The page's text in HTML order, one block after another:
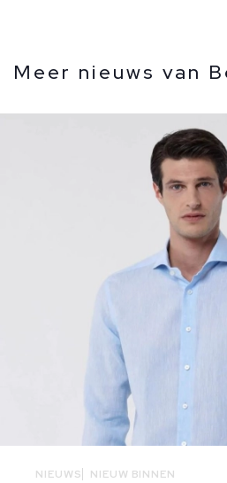
Meer nieuws van
NIEUWS NIEUW BINNEN